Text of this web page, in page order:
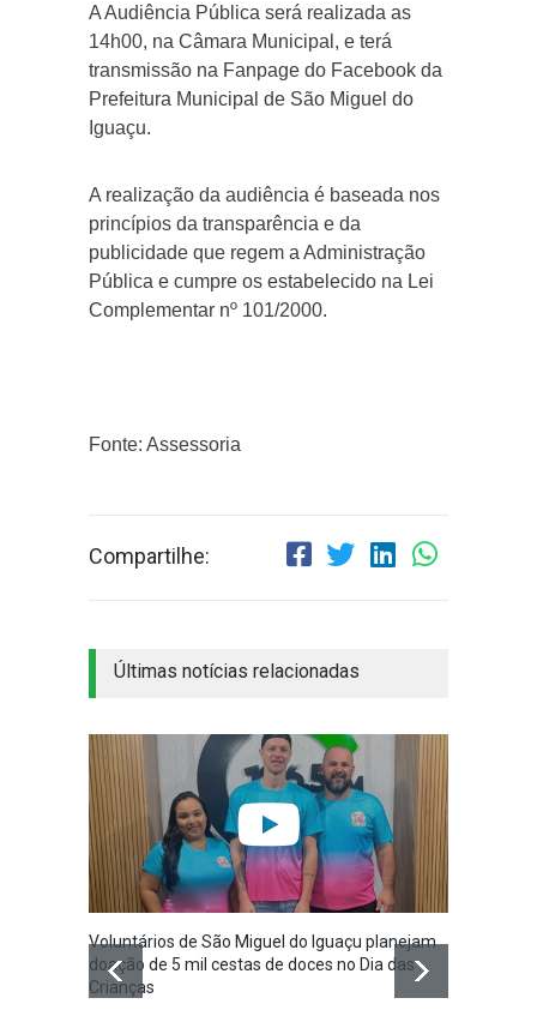
A Audiência Pública será realizada as
14h00, na Câmara Municipal, e terá
transmissão na Fanpage do Facebook da
Prefeitura Municipal de São Miguel do
Iguaçu.
A realização da audiência é baseada nos
princípios da transparência e da
publicidade que regem a Administração
Pública e cumpre os estabelecido na Lei
Complementar nº 101/2000.
Fonte: Assessoria
Compartilhe:
Últimas notícias relacionadas
Voluntários de São Miguel do Iguaçu planejam
doação de 5 mil cestas de doces no Dia das
Crianças